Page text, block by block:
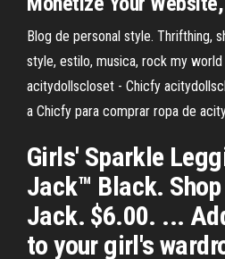
Blog de personal style. Thrifthing,
style, estilo, musica, rock my world
acitydollscloset - Chicfy
a Chicfy para comprar ropa de
Girls' Sparkle
Jack™ Black.
Jack. $6.00. ...
to your girl's